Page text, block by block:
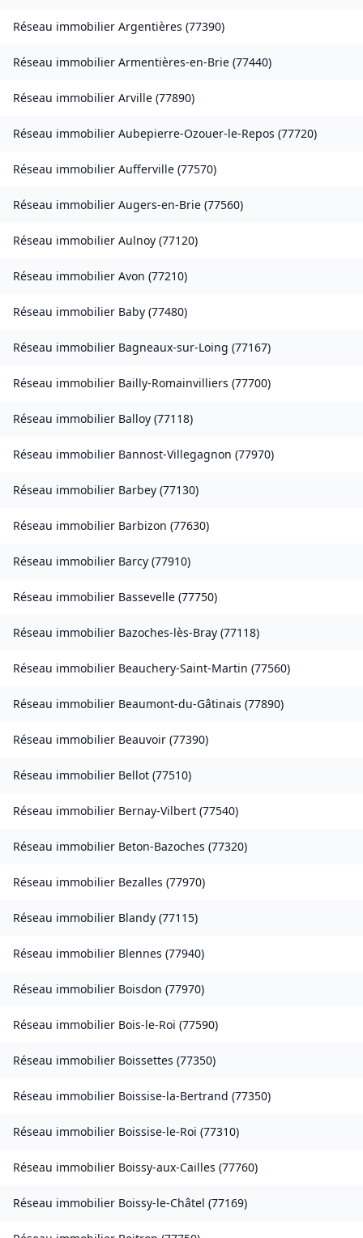
Réseau immobilier Argentières (77390)
Réseau immobilier Armentières-en-Brie (77440)
Réseau immobilier Arville (77890)
Réseau immobilier Aubepierre-Ozouer-le-Repos (77720)
Réseau immobilier Aufferville (77570)
Réseau immobilier Augers-en-Brie (77560)
Réseau immobilier Aulnoy (77120)
Réseau immobilier Avon (77210)
Réseau immobilier Baby (77480)
Réseau immobilier Bagneaux-sur-Loing (77167)
Réseau immobilier Bailly-Romainvilliers (77700)
Réseau immobilier Balloy (77118)
Réseau immobilier Bannost-Villegagnon (77970)
Réseau immobilier Barbey (77130)
Réseau immobilier Barbizon (77630)
Réseau immobilier Barcy (77910)
Réseau immobilier Bassevelle (77750)
Réseau immobilier Bazoches-lès-Bray (77118)
Réseau immobilier Beauchery-Saint-Martin (77560)
Réseau immobilier Beaumont-du-Gâtinais (77890)
Réseau immobilier Beauvoir (77390)
Réseau immobilier Bellot (77510)
Réseau immobilier Bernay-Vilbert (77540)
Réseau immobilier Beton-Bazoches (77320)
Réseau immobilier Bezalles (77970)
Réseau immobilier Blandy (77115)
Réseau immobilier Blennes (77940)
Réseau immobilier Boisdon (77970)
Réseau immobilier Bois-le-Roi (77590)
Réseau immobilier Boissettes (77350)
Réseau immobilier Boissise-la-Bertrand (77350)
Réseau immobilier Boissise-le-Roi (77310)
Réseau immobilier Boissy-aux-Cailles (77760)
Réseau immobilier Boissy-le-Châtel (77169)